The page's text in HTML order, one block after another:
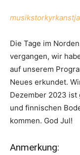
Die Tage im
vergangen, wir
auf unserem
Neues erkundet.
Dezember 2023 ist
und finnischen
kommen. God Jul!
Anmerkung: